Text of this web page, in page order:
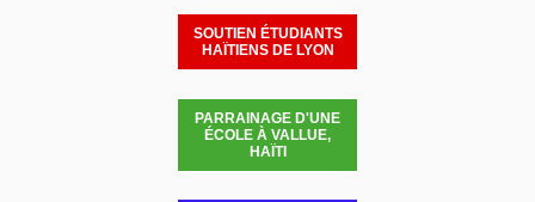
SOUTIEN ÉTUDIANTS
HAÏTIENS DE LYON
PARRAINAGE D'UNE
ÉCOLE À VALLUE,
HAÏTI